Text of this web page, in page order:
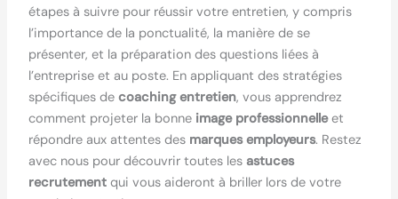
étapes à suivre pour réussir votre entretien, y compris
l’importance de la ponctualité, la manière de se
présenter, et la préparation des questions liées à
l’entreprise et au poste. En appliquant des stratégies
spécifiques de coaching entretien, vous apprendrez
comment projeter la bonne image professionnelleet
répondre aux attentes des marques employeurs. Restez
avec nous pour découvrir toutes les astuces
recrutementqui vous aideront à briller lors de votre